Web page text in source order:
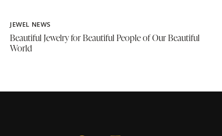
JEWEL NEWS
Beautiful Jewelry for Beautiful People of Our Beautiful
World